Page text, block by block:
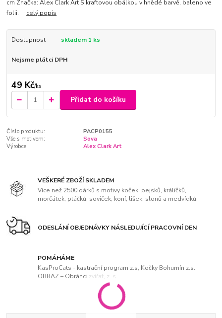
cm Značka: Alex Clark Art S kraftovou obálkou v hnědé barvě, baleno ve
folii. celý popis
Dostupnost skladem 1 ks
Nejsme plátci DPH
49 Kč/ks
Přidat do košíku
Číslo produktu:
PACP0155
Vše s motivem:
Sova
Výrobce:
Alex Clark Art
VEŠKERÉ ZBOŽÍ SKLADEM
Více než 2500 dárků s motivy koček, pejsků, králíčků,
morčátek, ptáčků, soviček, koní, lišek, slonů a medvídků.
ODESLÁNÍ OBJEDNÁVKY NÁSLEDUJÍCÍ PRACOVNÍ DEN
POMÁHÁME
KasProCats - kastrační program z.s, Kočky Bohumín z.s.,
OBRAZ – Obránci zvířat, z. s